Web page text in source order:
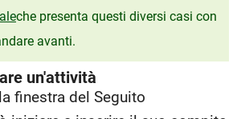
che presenta questi diversi casi con
avanti.
un'attività
finestra del Seguito